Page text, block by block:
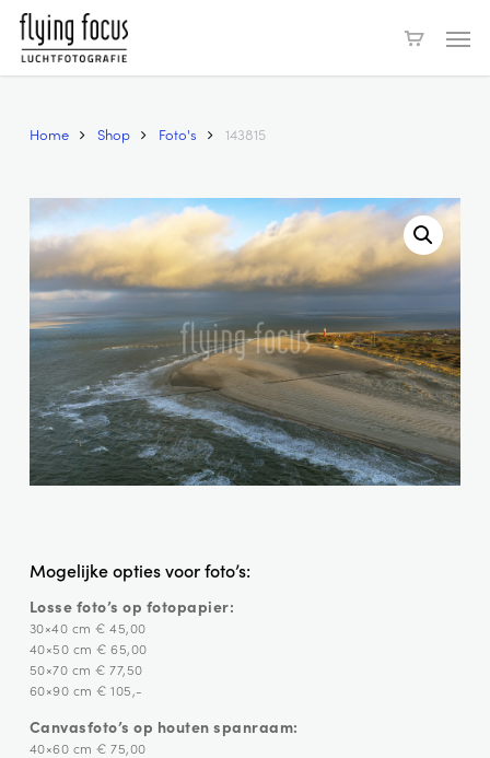
Skip
main
Home Shop Foto's 143815
Mogelijke opties voor foto’s:
Losse foto’s op fotopapier:
30×40 cm € 45,00
40×50 cm € 65,00
50×70 cm € 77,50
60×90 cm € 105,-
Canvasfoto’s op houten spanraam:
40×60 cm € 75,00